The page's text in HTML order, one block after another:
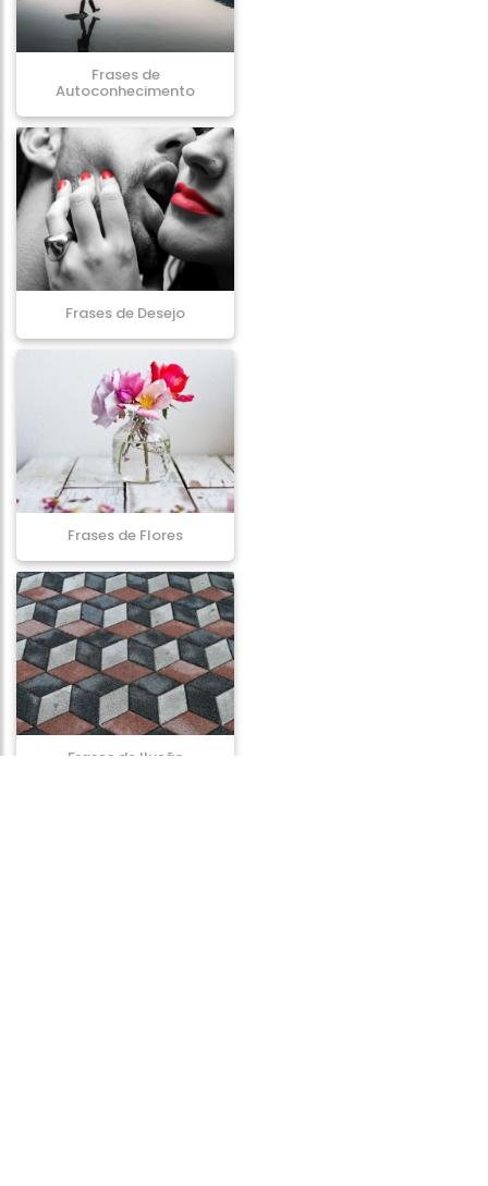
Frases de
Autoconhecimento
Frases de Desejo
Frases de Flores
Frases de Ilusão